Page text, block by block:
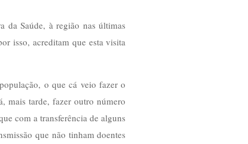
da Saúde, à região nas últimas
isso, acreditam que esta visita
o que cá veio fazer o
mais tarde, fazer outro número
com a transferência de alguns
que não tinham doentes